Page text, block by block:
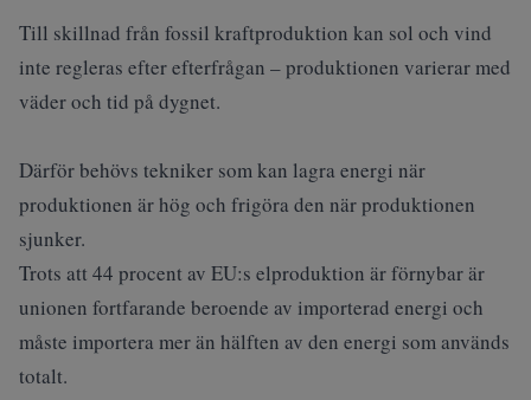
Till skillnad från fossil kraftproduktion kan sol och vind
inte regleras efter efterfrågan – produktionen varierar med
väder och tid på dygnet.
Därför behövs tekniker som kan lagra energi när
produktionen är hög och frigöra den när produktionen
sjunker.
Trots att 44 procent av EU:s elproduktion är förnybar är
unionen fortfarande beroende av importerad energi och
måste importera mer än hälften av den energi som används
totalt.